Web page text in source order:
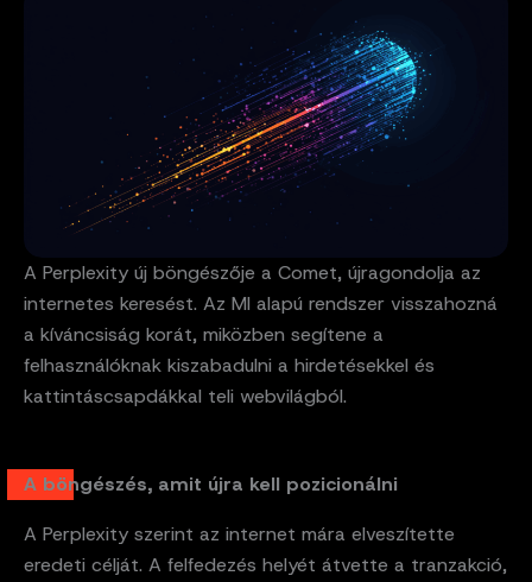
A Perplexity új böngészője a Comet, újragondolja az
internetes keresést. Az MI alapú rendszer visszahozná
a kíváncsiság korát, miközben segítene a
felhasználóknak kiszabadulni a hirdetésekkel és
kattintáscsapdákkal teli webvilágból.
A böngészés, amit újra kell pozicionálni
A Perplexity szerint az internet mára elveszítette
eredeti célját. A felfedezés helyét átvette a tranzakció,